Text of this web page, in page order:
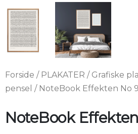
Forside / PLAKATER / Grafiske
pensel / NoteBook Effekten No 9
NoteBook